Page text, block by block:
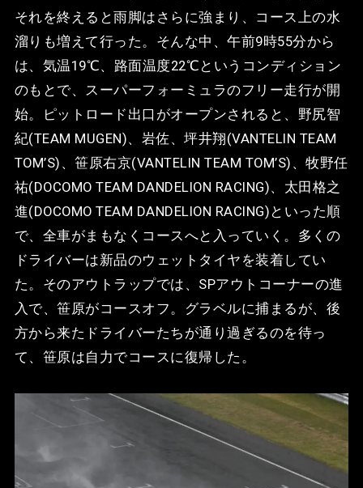
それを終えると雨脚はさらに強まり、コース上の水
溜りも増えて行った。そんな中、午前9時55分から
は、気温19℃、路面温度22℃というコンディション
のもとで、スーパーフォーミュラのフリー走行が開
始。ピットロード出口がオープンされると、野尻智
紀(TEAM MUGEN)、岩佐、坪井翔(VANTELIN TEAM
TOM’S)、笹原右京(VANTELIN TEAM TOM’S)、牧野任
祐(DOCOMO TEAM DANDELION RACING)、太田格之
進(DOCOMO TEAM DANDELION RACING)といった順
で、全車がまもなくコースへと入っていく。多くの
ドライバーは新品のウェットタイヤを装着してい
た。そのアウトラップでは、SPアウトコーナーの進
入で、笹原がコースオフ。グラベルに捕まるが、後
方から来たドライバーたちが通り過ぎるのを待っ
て、笹原は自力でコースに復帰した。